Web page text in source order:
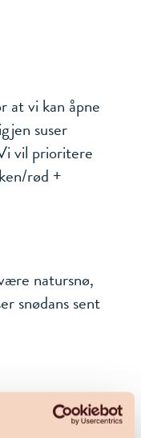
at vi kan åpne
suser
vil prioritere
rød +
natursnø,
snødans sent
når vi ser